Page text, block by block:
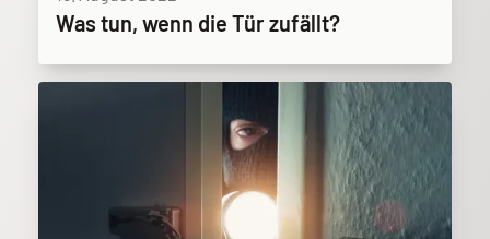
Was tun, wenn die Tür zufällt?